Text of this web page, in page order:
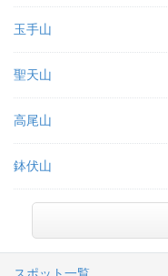
玉手山
聖天山
高尾山
鉢伏山